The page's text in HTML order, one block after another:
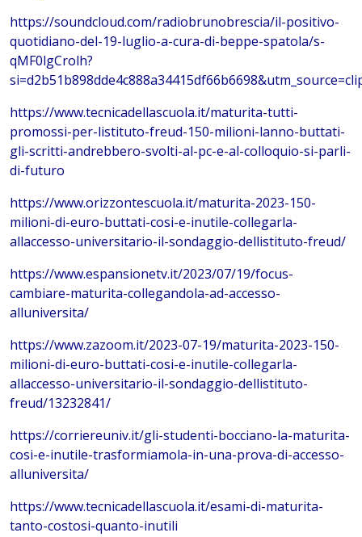
https://soundcloud.com/radiobrunobrescia/il-positivo-
quotidiano-del-19-luglio-a-cura-di-beppe-spatola/s-
qMF0lgCrolh?
https://www.tecnicadellascuola.it/maturita-tutti-
promossi-per-listituto-freud-150-milioni-lanno-buttati-
gli-scritti-andrebbero-svolti-al-pc-e-al-colloquio-si-parli-
di-futuro
https://www.orizzontescuola.it/maturita-2023-150-
milioni-di-euro-buttati-cosi-e-inutile-collegarla-
allaccesso-universitario-il-sondaggio-dellistituto-freud/
https://www.espansionetv.it/2023/07/19/focus-
cambiare-maturita-collegandola-ad-accesso-
alluniversita/
https://www.zazoom.it/2023-07-19/maturita-2023-150-
milioni-di-euro-buttati-cosi-e-inutile-collegarla-
allaccesso-universitario-il-sondaggio-dellistituto-
freud/13232841/
https://corriereuniv.it/gli-studenti-bocciano-la-maturita-
cosi-e-inutile-trasformiamola-in-una-prova-di-accesso-
alluniversita/
https://www.tecnicadellascuola.it/esami-di-maturita-
tanto-costosi-quanto-inutili